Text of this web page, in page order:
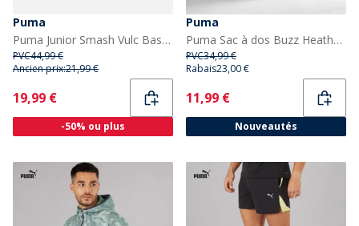
Puma
Puma Junior Smash Vulc Baskets Noir/Gris
PVC44,99 €
Ancien prix:21,99 €
Current
19,99 €
-50% ou plus
Puma
Puma Sac à dos Buzz Heather Medium Grey Heather
PVC34,99 €
Rabais23,00 €
Current
11,99 €
Nouveautés